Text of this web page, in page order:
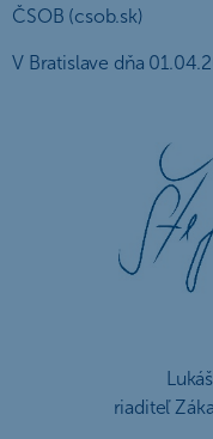
ČSOB (csob.sk)
V Bratislave dňa
riaditeľ